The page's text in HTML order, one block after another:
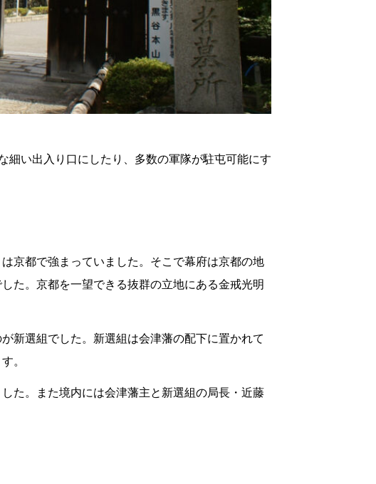
細い出入り口にしたり、多数の軍隊が駐屯可能にす
京都で強まっていました。そこで幕府は京都の地
た。京都を一望できる抜群の立地にある金戒光明
新選組でした。新選組は会津藩の配下に置かれて
。
た。また境内には会津藩主と新選組の局長・近藤